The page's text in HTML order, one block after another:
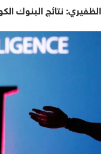
الظفيري: نتائج البنوك